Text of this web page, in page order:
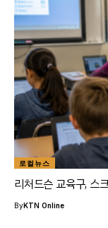
로컬뉴스
리처드슨 교육구, 스
ByKTN Online